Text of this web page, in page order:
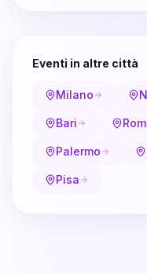
Eventi in altre città
Milano
Bari
Palermo
Pisa